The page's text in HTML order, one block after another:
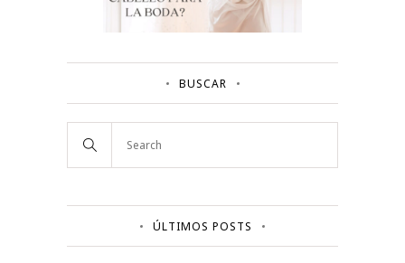
BUSCAR
ÚLTIMOS POSTS